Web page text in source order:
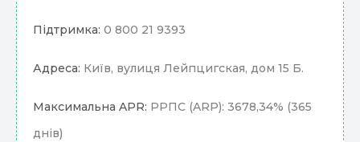
Підтримка: 0 800 21 9393
Адреса: Київ, вулиця Лейпцигская, дом 15 Б.
Максимальна APR: РРПС (ARP): 3678,34% (365
днів)